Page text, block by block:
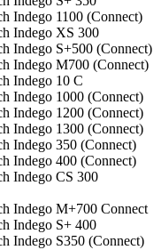
Indego 1100 (Connect)
Indego XS 300
Indego S+500 (Connect)
Indego M700 (Connect)
Indego 10 C
Indego 1000 (Connect)
Indego 1200 (Connect)
Indego 1300 (Connect)
Indego 350 (Connect)
Indego 400 (Connect)
Indego CS 300
Indego M+700 Connect
Indego S+ 400
Indego S350 (Connect)